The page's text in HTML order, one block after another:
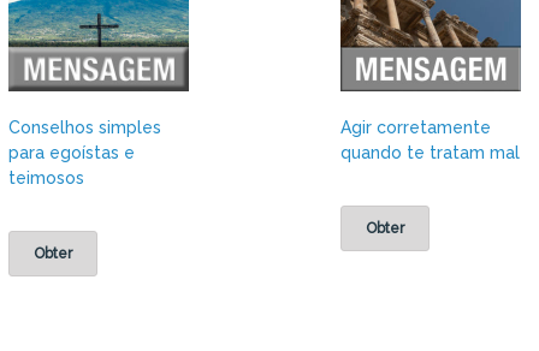
Conselhos simples
para egoístas e
teimosos
Obter
Agir corretamente
quando te tratam mal
Obter